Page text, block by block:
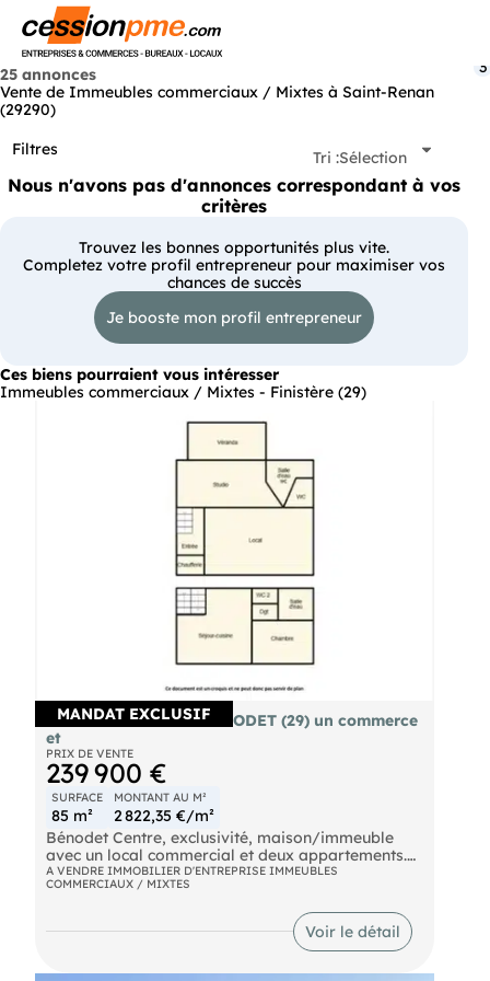
25 annonces
Vente de Immeubles commerciaux / Mixtes à Saint-Renan
(29290)
Filtres
3
Tri :Sélection
Nous n'avons pas d'annonces correspondant à vos
critères
Trouvez les bonnes opportunités plus vite.
Completez votre profil entrepreneur pour maximiser vos
chances de succès
Je booste mon profil entrepreneur
Ces biens pourraient vous intéresser
Immeubles commerciaux / Mixtes - Finistère (29)
MANDAT EXCLUSIF
Immeuble à vendre BENODET (29) un commerce
et
PRIX DE VENTE
239 900 €
SURFACE
85 m²
MONTANT AU M²
2 822,35 €/m²
Bénodet Centre, exclusivité, maison/immeuble
avec un local commercial et deux appartements.
Agencement très modulable.
Le local commercial est actuellement loué pour
retraite dans un futur proche). Les deux
appartements sont vacants, libres de locataires.
A VENDRE IMMOBILIER D'ENTREPRISE IMMEUBLES
COMMERCIAUX / MIXTES
Voir le détail